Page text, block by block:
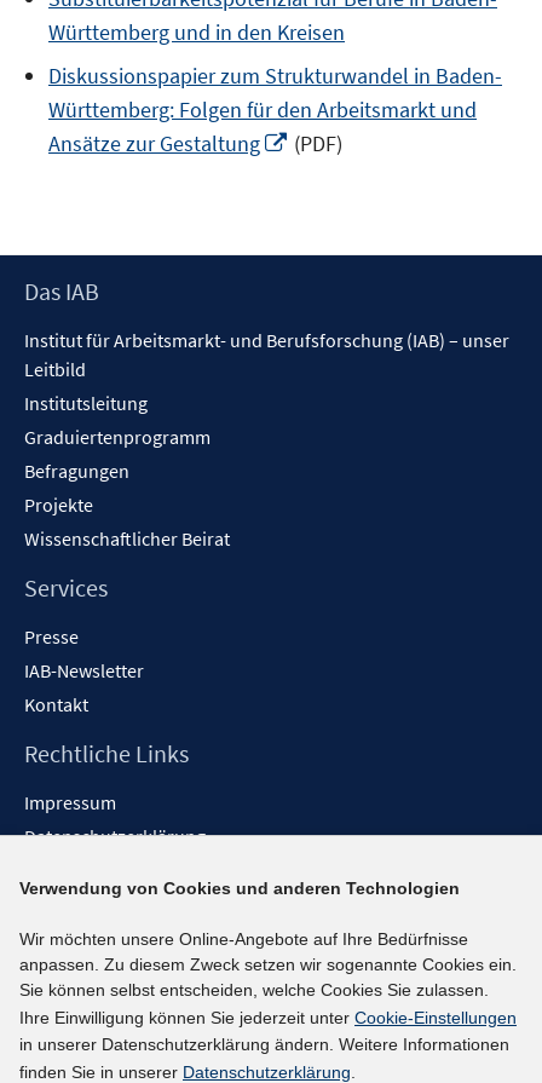
Württemberg und in den Kreisen
Diskussionspapier zum Strukturwandel in Baden-
Württemberg: Folgen für den Arbeitsmarkt und
Ansätze zur Gestaltung
In
(PDF)
Footer
Das IAB
Institut für Arbeitsmarkt- und Berufsforschung (IAB) – unser
Leitbild
Institutsleitung
Graduiertenprogramm
Befragungen
Projekte
Wissenschaftlicher Beirat
Services
Presse
IAB-Newsletter
Kontakt
Rechtliche Links
Impressum
Datenschutzerklärung
Barrieren melden
Social-Media-Kanäle
BlueSky
YouTube
LinkedIn
Verwendung von Cookies und anderen Technologien
Wir möchten unsere Online-Angebote auf Ihre Bedürfnisse
anpassen. Zu diesem Zweck setzen wir sogenannte Cookies ein.
Sie können selbst entscheiden, welche Cookies Sie zulassen.
Ihre Einwilligung können Sie jederzeit unter Cookie-Einstellungen
in unserer Datenschutzerklärung ändern. Weitere Informationen
finden Sie in unserer Datenschutzerklärung.